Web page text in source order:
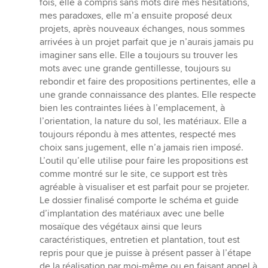
fois, elle a compris sans mots dire mes hésitations,
mes paradoxes, elle m’a ensuite proposé deux
projets, après nouveaux échanges, nous sommes
arrivées à un projet parfait que je n’aurais jamais pu
imaginer sans elle. Elle a toujours su trouver les
mots avec une grande gentillesse, toujours su
rebondir et faire des propositions pertinentes, elle a
une grande connaissance des plantes. Elle respecte
bien les contraintes liées à l’emplacement, à
l’orientation, la nature du sol, les matériaux. Elle a
toujours répondu à mes attentes, respecté mes
choix sans jugement, elle n’a jamais rien imposé.
L’outil qu’elle utilise pour faire les propositions est
comme montré sur le site, ce support est très
agréable à visualiser et est parfait pour se projeter.
Le dossier finalisé comporte le schéma et guide
d’implantation des matériaux avec une belle
mosaïque des végétaux ainsi que leurs
caractéristiques, entretien et plantation, tout est
repris pour que je puisse à présent passer à l’étape